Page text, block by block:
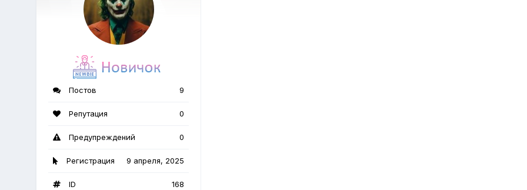
Постов 9
Репутация 0
Предупреждений 0
Регистрация 9 апреля, 2025
ID 168